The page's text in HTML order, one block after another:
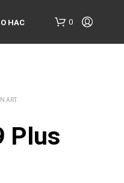
НАС 0
ART
Plus